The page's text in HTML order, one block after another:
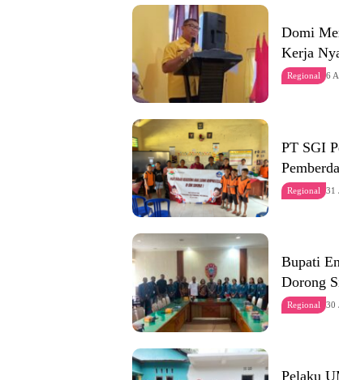
Domi
Kerja
Regional 6
PT SGI
Regional 31
Bupati
Dorong
Regional 30
Pelaku